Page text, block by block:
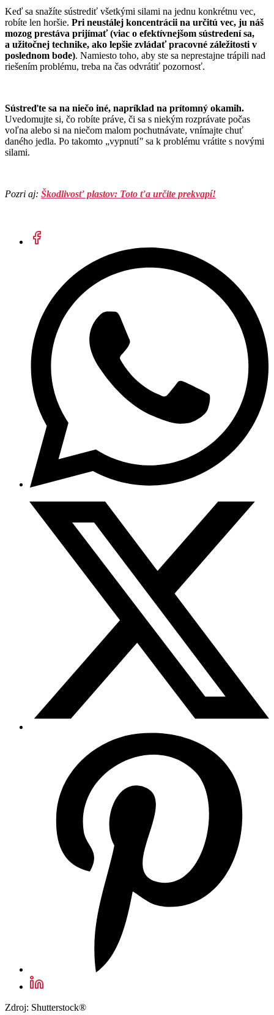
Keď sa snažíte sústrediť všetkými silami na jednu konkrétnu vec,
robíte len horšie. Pri neustálej koncentrácii na určitú vec, ju náš
mozog prestáva prijímať (viac o efektívnejšom sústredení sa,
a užitočnej technike, ako lepšie zvládať pracovné záležitosti v
poslednom bode). Namiesto toho, aby ste sa neprestajne trápili nad
riešením problému, treba na čas odvrátiť pozornosť.
Sústreďte sa na niečo iné, napríklad na prítomný okamih.
Uvedomujte si, čo robíte práve, či sa s niekým rozprávate počas
voľna alebo si na niečom malom pochutnávate, vnímajte chuť
daného jedla. Po takomto „vypnutí" sa k problému vrátite s novými
silami.
Pozri aj: Škodlivosť plastov: Toto ťa určite prekvapí!
Zdroj: Shutterstock®